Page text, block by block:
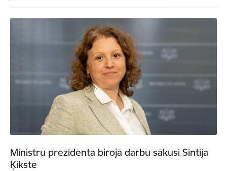
Ministru prezidenta birojā darbu sākusi Sintija
Ķikste